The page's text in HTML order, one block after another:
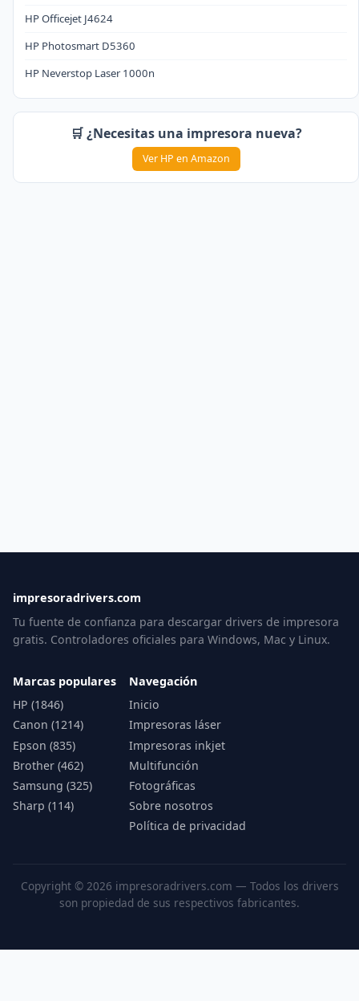
HP Officejet J4624
HP Photosmart D5360
HP Neverstop Laser 1000n
🛒 ¿Necesitas una impresora nueva?
Ver HP en Amazon
impresoradrivers.com
Tu fuente de confianza para descargar drivers de impresora
gratis. Controladores oficiales para Windows, Mac y Linux.
Marcas populares
HP (1846)
Canon (1214)
Epson (835)
Brother (462)
Samsung (325)
Sharp (114)
Navegación
Inicio
Impresoras láser
Impresoras inkjet
Multifunción
Fotográficas
Sobre nosotros
Política de privacidad
Copyright © 2026 impresoradrivers.com — Todos los drivers
son propiedad de sus respectivos fabricantes.